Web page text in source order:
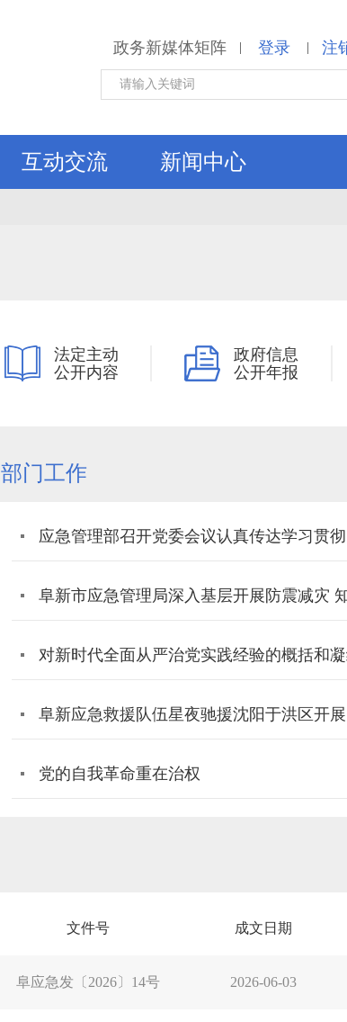
政务新媒体矩阵 | 登录 | 注
互动交流 新闻中心
法定主动
公开内容
政府信息
公开年报
部门工作
对新时代全面从严治党实践经验的概括和
党的自我革命重在治权
文件号 成文日期
阜应急发〔2026〕14号 2026-06-03